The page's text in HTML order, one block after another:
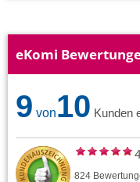
eKomi
9 von10 Kunden
824